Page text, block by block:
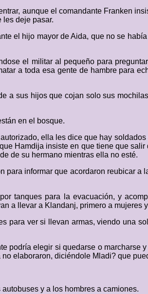
aunque el comandante Franken
les deje pasar.
el hijo mayor de Aida, que no se
el militar al pequeño para
a toda esa gente de hambre para
a sus hijos que cojan solo sus
en el bosque.
ella les dice que hay
Hamdija insiste en que tiene que
de su hermano mientras ella no esté.
informar que acordaron reubicar
tanques para la evacuación, y
a llevar a Klandanj, primero a mujeres
para ver si llevan armas, viendo una
podría elegir si quedarse o marcharse
elaboraron, diciéndole Mladi? que
y a los hombres a camiones.